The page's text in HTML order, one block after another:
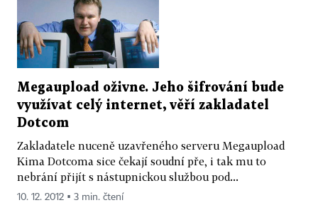
Megaupload oživne. Jeho šifrování bude
využívat celý internet, věří zakladatel
Dotcom
Zakladatele nuceně uzavřeného serveru Megaupload
Kima Dotcoma sice čekají soudní pře, i tak mu to
nebrání přijít s nástupnickou službou pod...
10. 12. 2012 ▪ 3 min. čtení